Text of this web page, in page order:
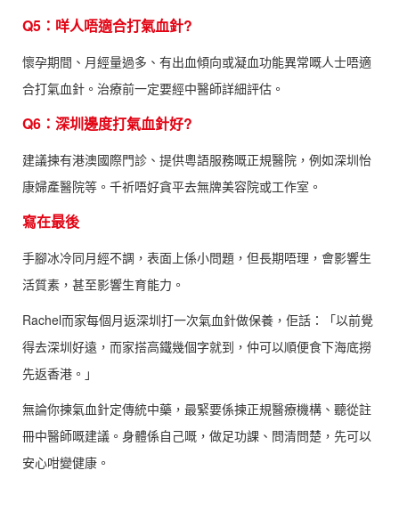
Q5：咩人唔適合打氣血針?
懷孕期間、月經量過多、有出血傾向或凝血功能異常嘅人士唔適
合打氣血針。治療前一定要經中醫師詳細評估。
Q6：深圳邊度打氣血針好?
建議揀有港澳國際門診、提供粵語服務嘅正規醫院，例如深圳怡
康婦產醫院等。千祈唔好貪平去無牌美容院或工作室。
寫在最後
手腳冰冷同月經不調，表面上係小問題，但長期唔理，會影響生
活質素，甚至影響生育能力。
Rachel而家每個月返深圳打一次氣血針做保養，佢話：「以前覺
得去深圳好遠，而家搭高鐵幾個字就到，仲可以順便食下海底撈
先返香港。」
無論你揀氣血針定傳統中藥，最緊要係揀正規醫療機構、聽從註
冊中醫師嘅建議。身體係自己嘅，做足功課、問清問楚，先可以
安心咁變健康。